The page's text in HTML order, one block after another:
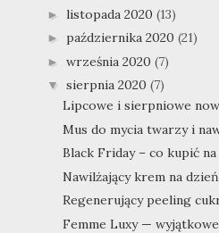
► listopada 2020 (13)
► października 2020 (21)
► września 2020 (7)
▼ sierpnia 2020 (7)
Lipcowe i sierpniowe
Mus do mycia twarzy i
Black Friday – co kupić
Nawilżający krem na
Regenerujący peeling
Femme Luxy —